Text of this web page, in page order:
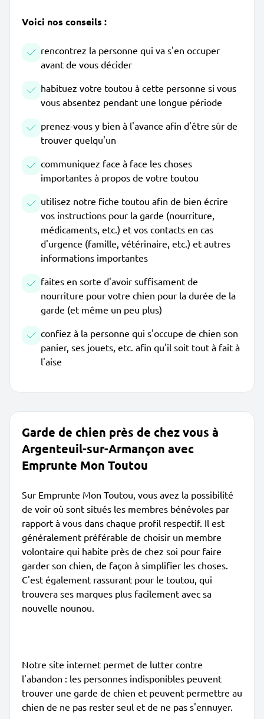
Voici nos conseils :
rencontrez la personne qui va s'en occuper
avant de vous décider
habituez votre toutou à cette personne si vous
vous absentez pendant une longue période
prenez-vous y bien à l'avance afin d'être sûr de
trouver quelqu'un
communiquez face à face les choses
importantes à propos de votre toutou
utilisez notre fiche toutou afin de bien écrire
vos instructions pour la garde (nourriture,
médicaments, etc.) et vos contacts en cas
d'urgence (famille, vétérinaire, etc.) et autres
informations importantes
faites en sorte d'avoir suffisament de
nourriture pour votre chien pour la durée de la
garde (et même un peu plus)
confiez à la personne qui s'occupe de chien son
panier, ses jouets, etc. afin qu'il soit tout à fait à
l'aise
Garde de chien près de chez vous à
Argenteuil-sur-Armançon avec
Emprunte Mon Toutou
Sur Emprunte Mon Toutou, vous avez la possibilité
de voir où sont situés les membres bénévoles par
rapport à vous dans chaque profil respectif. Il est
généralement préférable de choisir un membre
volontaire qui habite près de chez soi pour faire
garder son chien, de façon à simplifier les choses.
C'est également rassurant pour le toutou, qui
trouvera ses marques plus facilement avec sa
nouvelle nounou.
Notre site internet permet de lutter contre
l'abandon : les personnes indisponibles peuvent
trouver une garde de chien et peuvent permettre au
chien de ne pas rester seul et de ne pas s'ennuyer.